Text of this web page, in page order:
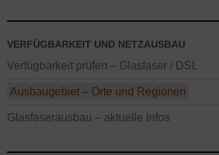
VERFÜGBARKEIT UND NETZAUSBAU
Verfügbarkeit prüfen – Glasfaser / DSL
Ausbaugebiet – Orte und Regionen
Glasfaserausbau – aktuelle Infos